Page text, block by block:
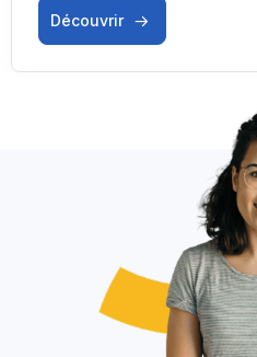
Découvrir